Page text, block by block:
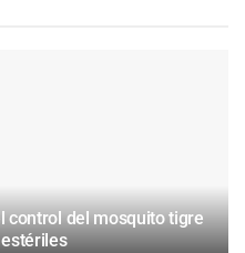
control del mosquito tigre